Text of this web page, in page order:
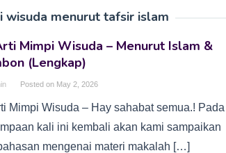
wisuda menurut tafsir islam
Mimpi Wisuda – Menurut Islam &
(Lengkap)
Posted on May 2, 2026
Mimpi Wisuda – Hay sahabat semua.! Pada
kali ini kembali akan kami sampaikan
mengenai materi makalah […]